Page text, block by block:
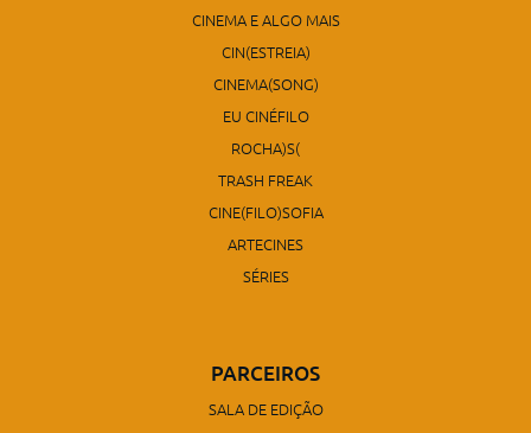
CINEMA E ALGO MAIS
CIN(ESTREIA)
CINEMA(SONG)
EU CINÉFILO
ROCHA)S(
TRASH FREAK
CINE(FILO)SOFIA
ARTECINES
SÉRIES
PARCEIROS
SALA DE EDIÇÃO